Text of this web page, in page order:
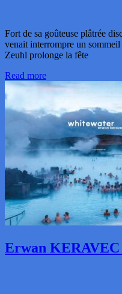
Fort de sa goûteuse plâtrée
venait interrompre un
Zeuhl prolonge la fête
Read more
Erwan